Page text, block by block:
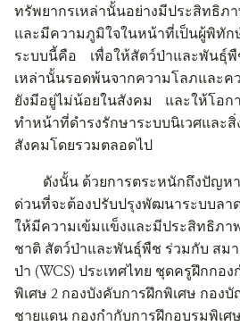
ทรัพยากรเหล่านั้นอย่างมีประสิทธิภ
และมีความภูมิใจในหน้าที่เป็นผู้พิทัก
ระบบนี้คือ เพื่อให้สัตว์ป่าและพันธุ์
เหล่านั้นรอดพ้นจากความโลภและค
ยังมีอยู่ไม่น้อยในสังคม และให้โอก
ทำหน้าที่ดำรงรักษาระบบนิเวศและ
สังคมโดยรวมตลอดไป
ดังนั้น ด้วยการตระหนักถึงปัญหา
ด่วนที่จะต้องปรับปรุงพัฒนาระบบลา
ให้มีความเข้มแข็งและมีประสิทธิภา
ชาติ สัตว์ป่าและพันธุ์พืช ร่วมกับ สม
ป่า (WCS) ประเทศไทย ชุดครูฝึกกอง
พิเศษ 2 กองบังคับการฝึกพิเศษ กองบั
ชายแดน กองกำกับการฝึกอบรมพิเศษ